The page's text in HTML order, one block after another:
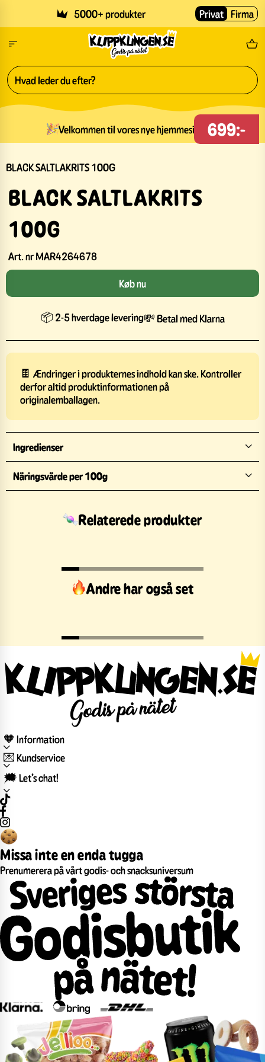
5000+ produkter Privat Firma
Velkommen til vores nye hjemmeside!
BLACK SALTLAKRITS 100G
BLACK SALTLAKRITS
100G
Art. nrMAR4264678
699:-
Køb nu
📦 2-5 hverdage levering💸 Betal med Klarna
🍫 Ændringer i produkternes indhold kan ske. Kontroller
derfor altid produktinformationen på
originalemballagen.
Ingredienser
Näringsvärde per 100g
Relaterede produkter
Andre har også set
🧡 Information
💌 Kundservice
🗯️ Let’s chat!
Missa inte en enda tugga
Prenumerera på vårt godis- och snacksuniversum